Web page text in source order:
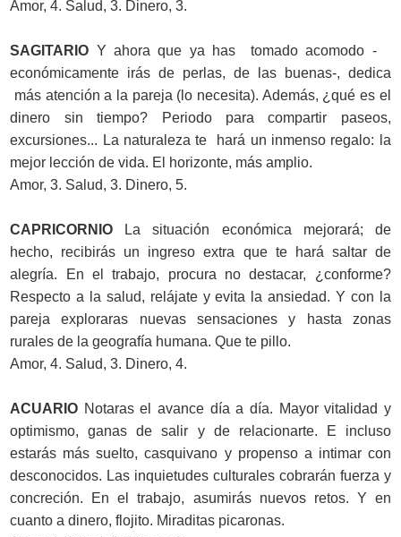
Amor, 4. Salud, 3. Dinero, 3.
SAGITARIO Y ahora que ya has tomado acomodo -
económicamente irás de perlas, de las buenas-, dedica
más atención a la pareja (lo necesita). Además, ¿qué es el
dinero sin tiempo? Periodo para compartir paseos,
excursiones... La naturaleza te hará un inmenso regalo: la
mejor lección de vida. El horizonte, más amplio.
Amor, 3. Salud, 3. Dinero, 5.
CAPRICORNIO La situación económica mejorará; de
hecho, recibirás un ingreso extra que te hará saltar de
alegría. En el trabajo, procura no destacar, ¿conforme?
Respecto a la salud, relájate y evita la ansiedad. Y con la
pareja exploraras nuevas sensaciones y hasta zonas
rurales de la geografía humana. Que te pillo.
Amor, 4. Salud, 3. Dinero, 4.
ACUARIO Notaras el avance día a día. Mayor vitalidad y
optimismo, ganas de salir y de relacionarte. E incluso
estarás más suelto, casquivano y propenso a intimar con
desconocidos. Las inquietudes culturales cobrarán fuerza y
concreción. En el trabajo, asumirás nuevos retos. Y en
cuanto a dinero, flojito. Miraditas picaronas.